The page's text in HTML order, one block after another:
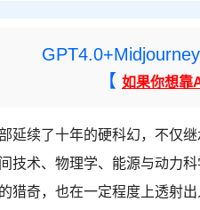
【 如果你想靠
延续了十年的硬科幻，不仅
技术、物理学、能源与动力
猎奇，也在一定程度上透射